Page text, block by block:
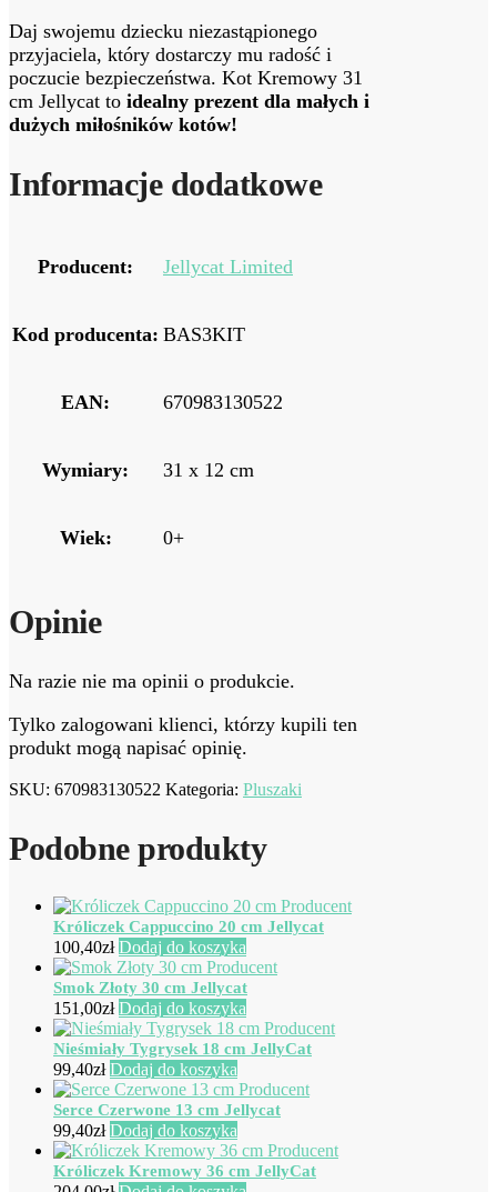
Daj swojemu dziecku niezastąpionego
przyjaciela, który dostarczy mu radość i
poczucie bezpieczeństwa. Kot Kremowy 31
cm Jellycat to idealny prezent dla małych i
dużych miłośników kotów!
Informacje dodatkowe
Producent: Jellycat Limited
Kod producenta: BAS3KIT
EAN: 670983130522
Wymiary: 31 x 12 cm
Wiek: 0+
Opinie
Na razie nie ma opinii o produkcie.
Tylko zalogowani klienci, którzy kupili ten
produkt mogą napisać opinię.
SKU: 670983130522 Kategoria: Pluszaki
Podobne produkty
Króliczek Cappuccino 20 cm Jellycat
100,40zł Dodaj do koszyka
Smok Złoty 30 cm Jellycat
151,00zł Dodaj do koszyka
Nieśmiały Tygrysek 18 cm JellyCat
99,40zł Dodaj do koszyka
Serce Czerwone 13 cm Jellycat
99,40zł Dodaj do koszyka
Króliczek Kremowy 36 cm JellyCat